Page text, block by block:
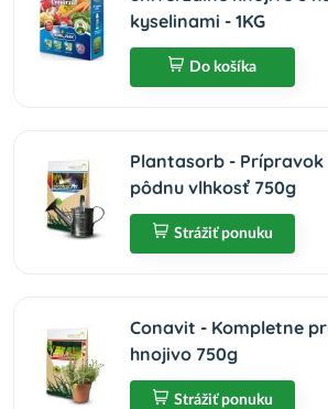
kyselinami - 1KG
Do košíka
Plantasorb - Prípravok
pôdnu vlhkosť 750g
Strážiť ponuku
Conavit - Kompletne
hnojivo 750g
Strážiť ponuku